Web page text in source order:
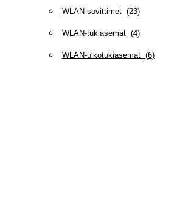
WLAN-sovittimet(23)
WLAN-tukiasemat(4)
WLAN-ulkotukiasemat(6)